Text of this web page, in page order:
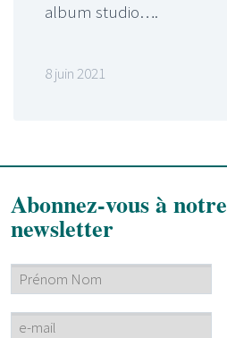
album studio….
8 juin 2021
Abonnez-vous à notre
newsletter